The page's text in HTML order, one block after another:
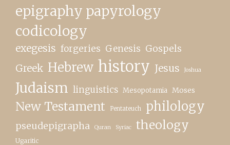
epigraphy papyrology
codicology
exegesis forgeries Genesis Gospels
Greek Hebrew history Jesus Joshua
Judaism linguistics Mesopotamia Moses
New Testament Pentateuch philology
pseudepigrapha Quran Syriac theology
Ugaritic